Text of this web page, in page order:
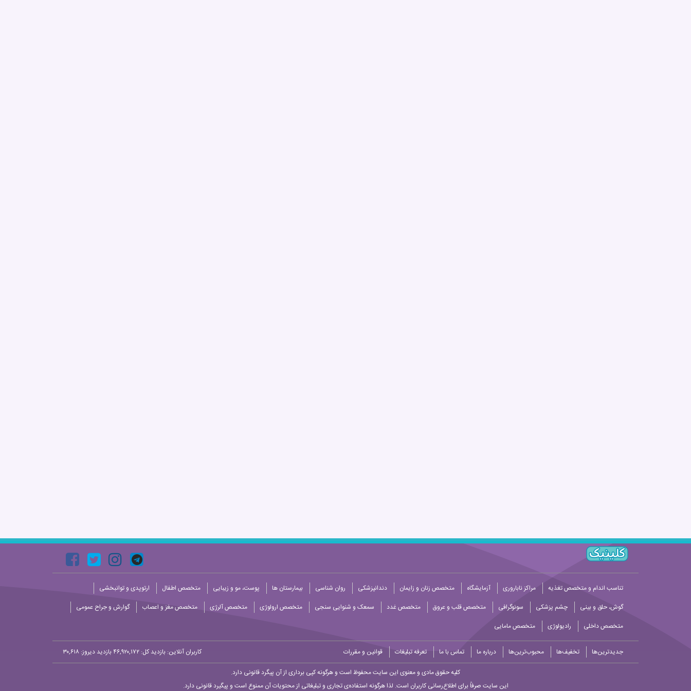
تناسب اندام و متخصص تغذیه مراکز ناباروری آزمایشگاه متخصص زنان و زایمان دندانپزشکی روان شناسی بیمارستان ها پوست، مو و زیبایی متخصص اطفال
ارتوپدی و توانبخشی
گوش، حلق و بینی
چشم پزشکی سونوگرافی متخصص قلب و عروق متخصص غدد سمعک و شنوایی سنجی متخصص ارولوژی متخصص آلرژی متخصص مغز و اعصاب
گوارش و جراح عمومی
متخصص داخلی
رادیولوژی متخصص مامایی
جدیدترین‌ها تخفیف‌ها محبوب‌ترین‌ها درباره ما تماس با ما تعرفه تبلیغات قوانین و مقررات کاربران آنلاین: بازدید کل: ۴۶,۹۲۰,۱۷۲
بازدید دیروز: ۳۰,۶۱۸
کلیه حقوق مادی و معنوی این سایت محفوظ است و هرگونه کپی برداری از آن پیگرد قانونی دارد.
این سایت صرفاً برای اطلاع‌رسانی کاربران است. لذا هرگونه استفاده‌ی تجاری و تبلیغاتی از محتویات آن ممنوع است و پیگیرد قانونی دارد.